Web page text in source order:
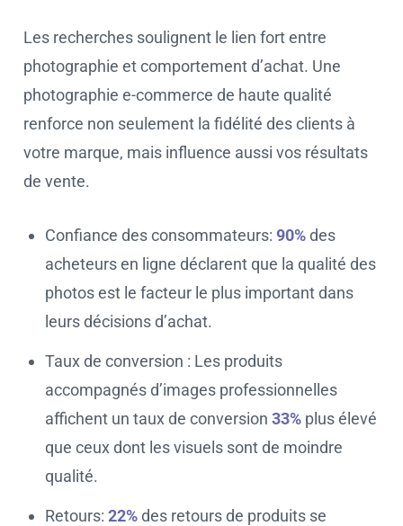
Les recherches soulignent le lien fort entre
photographie et comportement d’achat. Une
photographie e-commerce de haute qualité
renforce non seulement la fidélité des clients à
votre marque, mais influence aussi vos résultats
de vente.
Confiance des consommateurs: 90%des
acheteurs en ligne déclarent que la qualité des
photos est le facteur le plus important dans
leurs décisions d’achat.
Taux de conversion : Les produits
accompagnés d’images professionnelles
affichent un taux de conversion 33% plus élevé
que ceux dont les visuels sont de moindre
qualité.
Retours: 22%des retours de produits se